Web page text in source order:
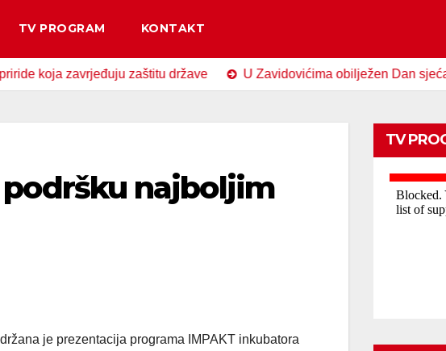
TV PROGRAM KONTAKT
zavrjeđuju zaštitu države U Zavidovićima obilježen Dan sjećanja na
najboljim
je prezentacija programa IMPAKT inkubatora
TV